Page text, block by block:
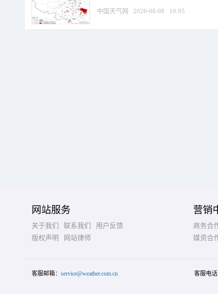
中国天气网 2026-08-08 10:05
网站服务
关于我们 联系我们
用户反馈
版权声明
网站律师
营销
商务合
媒资合
客服邮箱： service@weather.com.cn 客服电